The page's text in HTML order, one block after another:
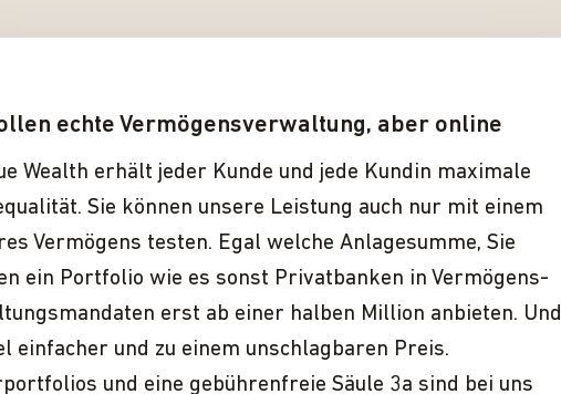
echte Vermögensverwaltung, aber online
Wealth erhält jeder Kunde und jede Kundin maximale
Sie können unsere Leistung auch nur mit einem
Vermögens testen. Egal welche Anlagesumme, Sie
ein Portfolio wie es sonst Privatbanken in Vermögens­
erst ab einer halben Million anbieten. Und
einfacher und zu einem unschlagbaren Preis.
und eine gebührenfreie Säule 3a sind bei uns